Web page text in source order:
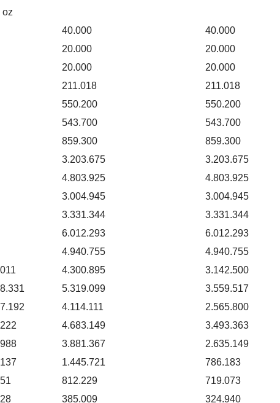
oz
40.000
40.000
20.000
20.000
20.000
20.000
211.018
211.018
550.200
550.200
543.700
543.700
859.300
859.300
3.203.675
3.203.675
4.803.925
4.803.925
3.004.945
3.004.945
3.331.344
3.331.344
6.012.293
6.012.293
4.940.755
4.940.755
4.300.895
3.142.500
5.319.099
3.559.517
4.114.111
2.565.800
4.683.149
3.493.363
3.881.367
2.635.149
1.445.721
786.183
812.229
719.073
385.009 324.940